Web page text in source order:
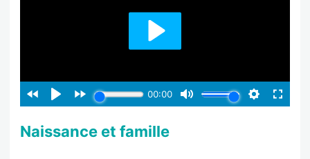
Naissance et famille